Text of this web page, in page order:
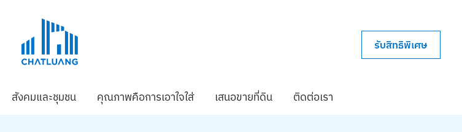
รับสิทธิพิเศษ
สังคมและชุมชน คุณภาพคือการเอาใจใส่ เสนอขายที่ดิน ติดต่อเรา